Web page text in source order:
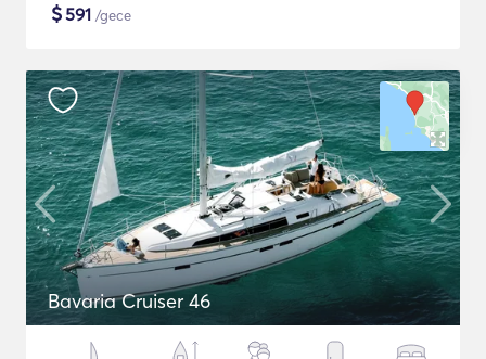
$591 /gece
Bavaria Cruiser 46